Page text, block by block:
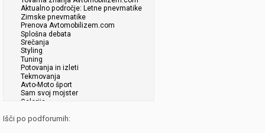
Išči po podforumih: